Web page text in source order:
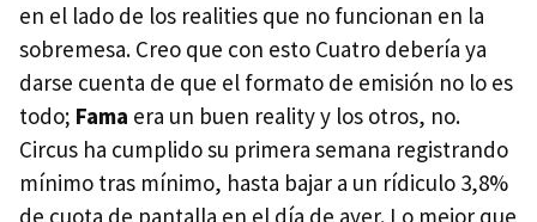
en el lado de los realities que no funcionan en la
sobremesa. Creo que con esto Cuatro debería ya
darse cuenta de que el formato de emisión no lo es
todo; Fama era un buen reality y los otros, no.
Circus ha cumplido su primera semana registrando
mínimo tras mínimo, hasta bajar a un rídiculo 3,8%
de cuota de pantalla en el día de ayer. Lo mejor que